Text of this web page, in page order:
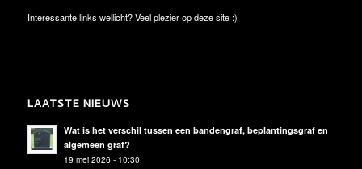
Interessante links wellicht? Veel plezier op deze site :)
LAATSTE NIEUWS
Wat is het verschil tussen een bandengraf, beplantingsgraf en
algemeen graf?
19 mei 2026 - 10:30